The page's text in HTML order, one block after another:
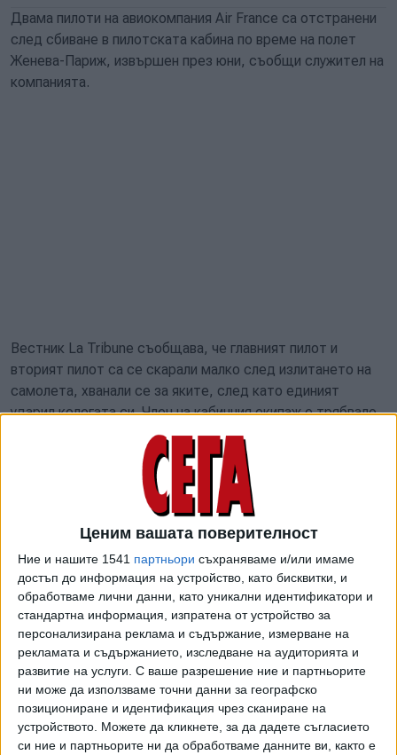
Ценим вашата поверителност
Ние и нашите 1541 партньори съхраняваме и/или имаме
достъп до информация на устройство, като бисквитки, и
обработваме лични данни, като уникални идентификатори и
стандартна информация, изпратена от устройство за
персонализирана реклама и съдържание, измерване на
рекламата и съдържанието, изследване на аудиторията и
развитие на услуги. С ваше разрешение ние и партньорите
ни може да използваме точни данни за географско
позициониране и идентификация чрез сканиране на
устройството. Можете да кликнете, за да дадете съгласието
си ние и партньорите ни да обработваме данните ви, както е
Двама пилоти на авиокомпания Air France са отстранени
след сбиване в пилотската кабина по време на полет
Женева-Париж, извършен през юни, съобщи служител на
компанията.
Вестник La Tribune съобщава, че главният пилот и
вторият пилот са се скарали малко след излитането на
самолета, хванали се за яките, след като единият
ударил колегата си. Член на кабинния екипаж е трябвало
да прекара остатъка от полета в кабината, за да
наблюдава пилотите.
Новината за сбиването се появи, след като френската
агенция за въздушни разследвания BEA издаде доклад, в
който се казва, че пилотите на Air France не спазват
процедурите, свързани с безопасността. Всъщност
кавгата между двамата пилоти е най-слабото нарушение
на фона на описаните в доклата. През декември 2020 г.
се съобщава за изтичане на гориво при полет на Air
France от Бразавил в Република Конго до Париж. Тогава
пилотите са пренасочили самолета, но не са прекъснали
захранването на двигателя, нито пък са сметнали за
нужно да кацнат възможно най-скоро, както изисква
процедурата за безопасност. Самолетът каца в Чад, но
според доклада на BEA двигателят е можел да се е